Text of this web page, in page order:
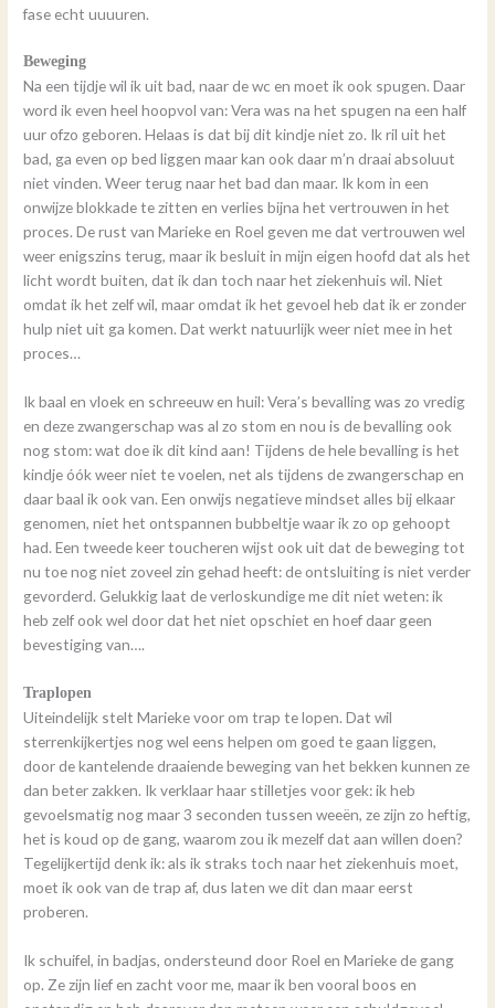
fase echt uuuuren.
Beweging
Na een tijdje wil ik uit bad, naar de wc en moet ik ook spugen. Daar
word ik even heel hoopvol van: Vera was na het spugen na een half
uur ofzo geboren. Helaas is dat bij dit kindje niet zo. Ik ril uit het
bad, ga even op bed liggen maar kan ook daar m’n draai absoluut
niet vinden. Weer terug naar het bad dan maar. Ik kom in een
onwijze blokkade te zitten en verlies bijna het vertrouwen in het
proces. De rust van Marieke en Roel geven me dat vertrouwen wel
weer enigszins terug, maar ik besluit in mijn eigen hoofd dat als het
licht wordt buiten, dat ik dan toch naar het ziekenhuis wil. Niet
omdat ik het zelf wil, maar omdat ik het gevoel heb dat ik er zonder
hulp niet uit ga komen. Dat werkt natuurlijk weer niet mee in het
proces…
Ik baal en vloek en schreeuw en huil: Vera’s bevalling was zo vredig
en deze zwangerschap was al zo stom en nou is de bevalling ook
nog stom: wat doe ik dit kind aan! Tijdens de hele bevalling is het
kindje óók weer niet te voelen, net als tijdens de zwangerschap en
daar baal ik ook van. Een onwijs negatieve mindset alles bij elkaar
genomen, niet het ontspannen bubbeltje waar ik zo op gehoopt
had. Een tweede keer toucheren wijst ook uit dat de beweging tot
nu toe nog niet zoveel zin gehad heeft: de ontsluiting is niet verder
gevorderd. Gelukkig laat de verloskundige me dit niet weten: ik
heb zelf ook wel door dat het niet opschiet en hoef daar geen
bevestiging van….
Traplopen
Uiteindelijk stelt Marieke voor om trap te lopen. Dat wil
sterrenkijkertjes nog wel eens helpen om goed te gaan liggen,
door de kantelende draaiende beweging van het bekken kunnen ze
dan beter zakken. Ik verklaar haar stilletjes voor gek: ik heb
gevoelsmatig nog maar 3 seconden tussen weeën, ze zijn zo heftig,
het is koud op de gang, waarom zou ik mezelf dat aan willen doen?
Tegelijkertijd denk ik: als ik straks toch naar het ziekenhuis moet,
moet ik ook van de trap af, dus laten we dit dan maar eerst
proberen.
Ik schuifel, in badjas, ondersteund door Roel en Marieke de gang
op. Ze zijn lief en zacht voor me, maar ik ben vooral boos en